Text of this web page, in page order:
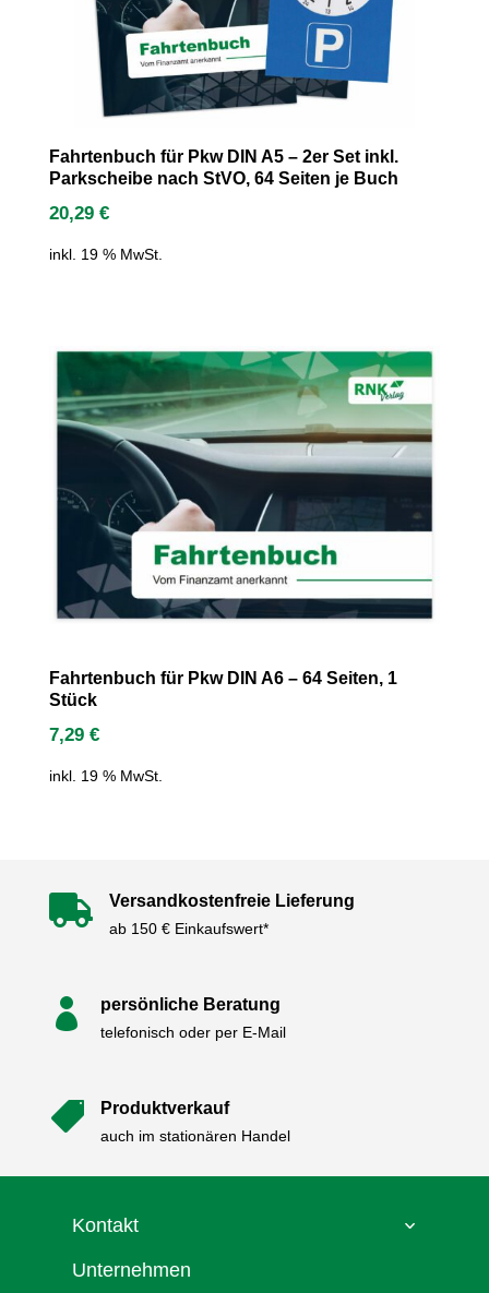
Fahrtenbuch für Pkw DIN A5 – 2er Set inkl.
Parkscheibe nach StVO, 64 Seiten je Buch
20,29 €
inkl. 19 % MwSt.
Fahrtenbuch für Pkw DIN A6 – 64 Seiten, 1
Stück
7,29 €
inkl. 19 % MwSt.
 Versandkostenfreie Lieferung
ab 150 € Einkaufswert*
 persönliche Beratung
telefonisch oder per E-Mail
 Produktverkauf
auch im stationären Handel
Kontakt
Unternehmen